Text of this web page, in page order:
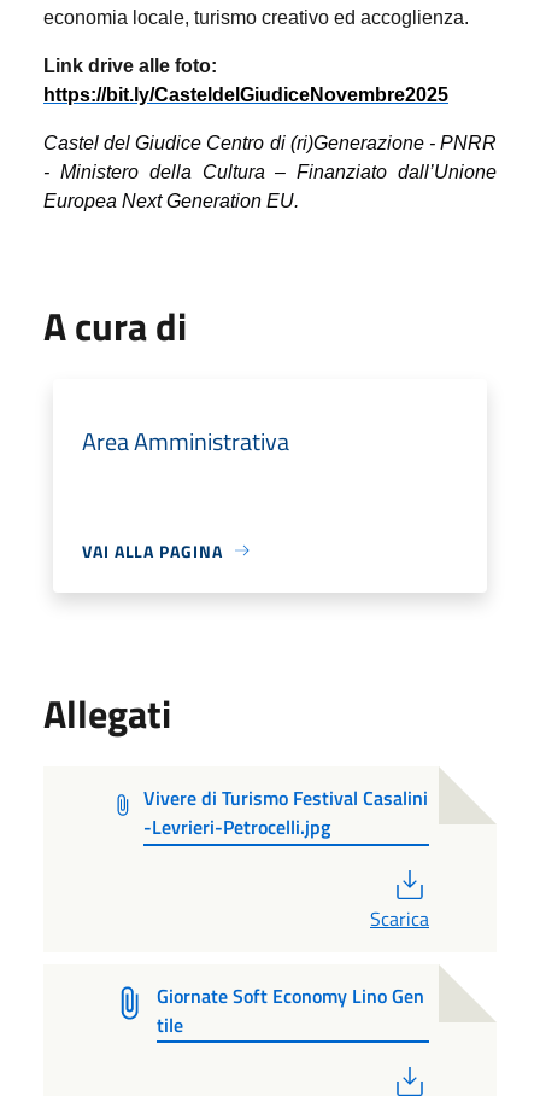
economia locale, turismo creativo ed accoglienza.
Link drive alle foto:
https://bit.ly/CasteldelGiudiceNovembre2025
Castel del Giudice Centro di (ri)Generazione - PNRR
- Ministero della Cultura – Finanziato dall’Unione
Europea Next Generation EU.
A cura di
Area Amministrativa
VAI ALLA PAGINA
Allegati
Vivere di Turismo Festival Casalini
-Levrieri-Petrocelli.jpg
Scarica
Giornate Soft Economy Lino Gen
tile